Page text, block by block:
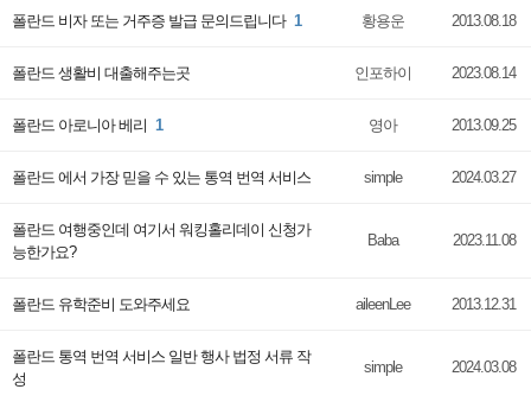
폴란드 비자 또는 거주증 발급 문의드립니다 1 황용운 2013.08.18
폴란드 생활비 대출해주는곳 인포하이 2023.08.14
폴란드 아로니아 베리 1 영아 2013.09.25
폴란드 에서 가장 믿을 수 있는 통역 번역 서비스 simple 2024.03.27
폴란드 여행중인데 여기서 워킹홀리데이 신청가
능한가요?
Baba 2023.11.08
폴란드 유학준비 도와주세요 aileenLee 2013.12.31
폴란드 통역 번역 서비스 일반 행사 법정 서류 작
성
simple 2024.03.08